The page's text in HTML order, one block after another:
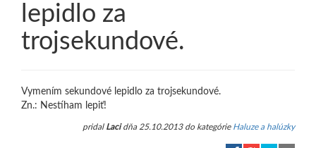
lepidlo za
trojsekundové.
Vymením sekundové lepidlo za trojsekundové.
Zn.: Nestíham lepiť!
pridal Lacidňa 25.10.2013 do kategórie Haluze a halúzky